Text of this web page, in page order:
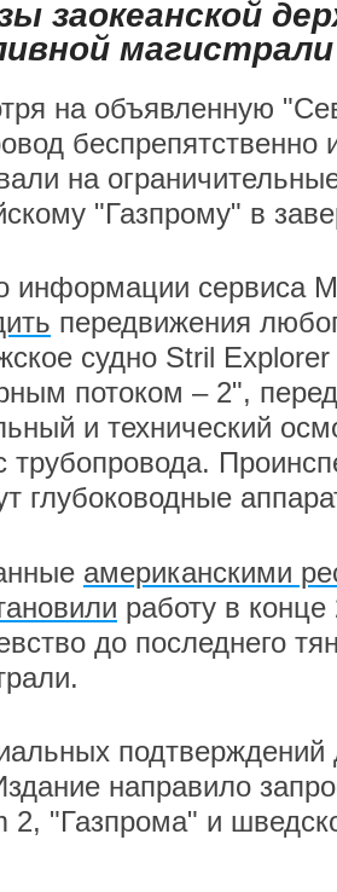
заокеанской
магистрали
на объявленную
на
"Газпрому" в
информации сервиса
передвижения
судно Stril
потоком – 2",
и технический
трубопровода.
глубоководные
американскими
работу в
до последнего
подтверждений
направило
2, "Газпрома" и